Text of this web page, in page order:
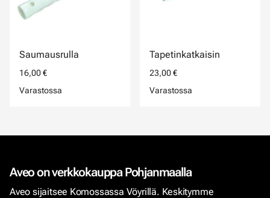
Saumausrulla
16,00 €
Varastossa
Tapetinkatkaisin
23,00 €
Varastossa
Aveo on verkkokauppa Pohjanmaalla
Aveo sijaitsee Komossassa Vöyrillä. Keskitymme